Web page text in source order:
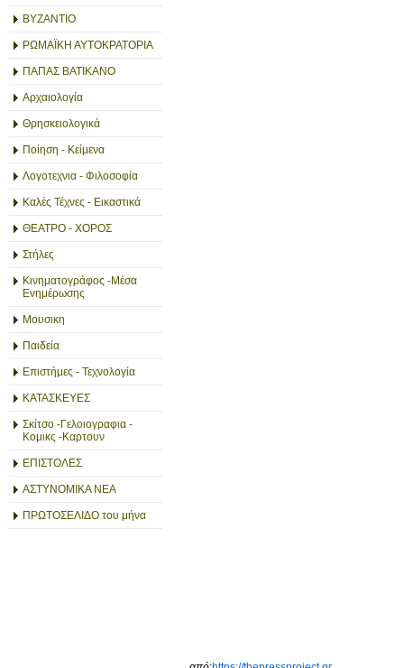
ΒΥΖΑΝΤΙΟ
ΡΩΜΑΪΚΗ ΑΥΤΟΚΡΑΤΟΡΙΑ
ΠΑΠΑΣ ΒΑΤΙΚΑΝΟ
Αρχαιολογία
Θρησκειολογικά
Ποίηση - Κείμενα
Λογοτεχνια - Φιλοσοφία
Καλές Τέχνες - Εικαστικά
ΘΕΑΤΡΟ - ΧΟΡΟΣ
Στήλες
Κινηματογράφος -Μέσα
Ενημέρωσης
Μουσικη
Παιδεία
Επιστήμες - Τεχνολογία
ΚΑΤΑΣΚΕΥΕΣ
Σκίτσο -Γελοιογραφια -
Κομικς -Καρτουν
ΕΠΙΣΤΟΛΕΣ
ΑΣΤΥΝΟΜΙΚΑ ΝΕΑ
ΠΡΩΤΟΣΕΛΙΔΟ του μήνα